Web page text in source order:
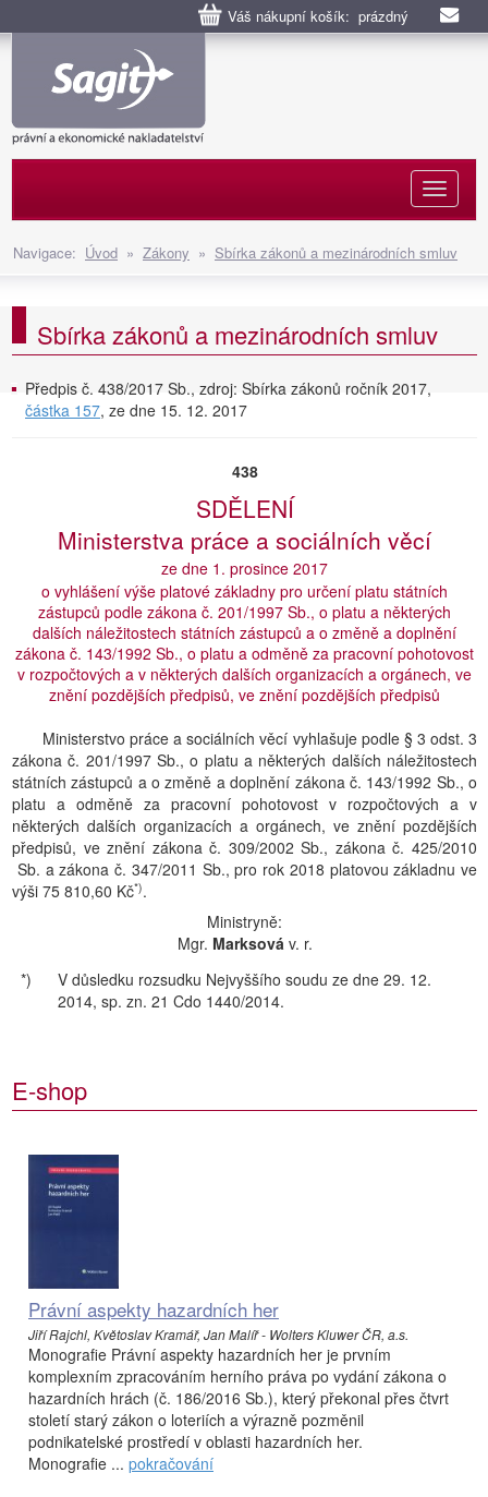
Váš nákupní košík: prázdný
Navigace: Úvod » Zákony » Sbírka zákonů a mezinárodních smluv
Sbírka zákonů a mezinárodních smluv
Předpis č. 438/2017 Sb., zdroj: Sbírka zákonů ročník 2017,
částka 157, ze dne 15. 12. 2017
438
SDĚLENÍ
Ministerstva práce a sociálních věcí
ze dne 1. prosince 2017
o vyhlášení výše platové základny pro určení platu státních
zástupců podle zákona č. 201/1997 Sb., o platu a některých
dalších náležitostech státních zástupců a o změně a doplnění
zákona č. 143/1992 Sb., o platu a odměně za pracovní pohotovost
v rozpočtových a v některých dalších organizacích a orgánech, ve
znění pozdějších předpisů, ve znění pozdějších předpisů
Ministerstvo práce a sociálních věcí vyhlašuje podle § 3 odst. 3
zákona č. 201/1997 Sb., o platu a některých dalších náležitostech
státních zástupců a o změně a doplnění zákona č. 143/1992 Sb., o
platu a odměně za pracovní pohotovost v rozpočtových a v
některých dalších organizacích a orgánech, ve znění pozdějších
předpisů, ve znění zákona č. 309/2002 Sb., zákona č. 425/2010
Sb. a zákona č. 347/2011 Sb., pro rok 2018 platovou základnu ve
výši 75 810,60 Kč*).
Ministryně:
Mgr. Marksováv. r.
*)
V důsledku rozsudku Nejvyššího soudu ze dne 29. 12.
2014, sp. zn. 21 Cdo 1440/2014.
E-shop
Právní aspekty hazardních her
Jiří Rajchl, Květoslav Kramář, Jan Malíř - Wolters Kluwer ČR, a.s.
Monografie Právní aspekty hazardních her je prvním
komplexním zpracováním herního práva po vydání zákona o
hazardních hrách (č. 186/2016 Sb.), který překonal přes čtvrt
století starý zákon o loteriích a výrazně pozměnil
podnikatelské prostředí v oblasti hazardních her.
Monografie ... pokračování